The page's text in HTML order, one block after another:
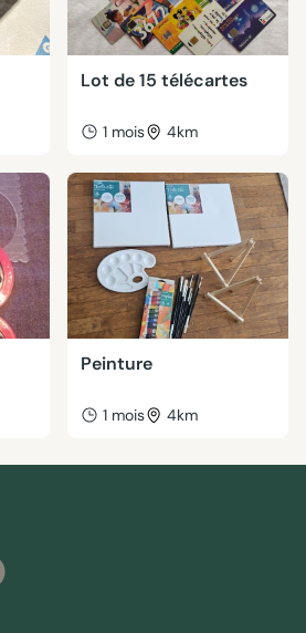
Lot de 15 télécartes
1 mois 4km
Peinture
1 mois 4km